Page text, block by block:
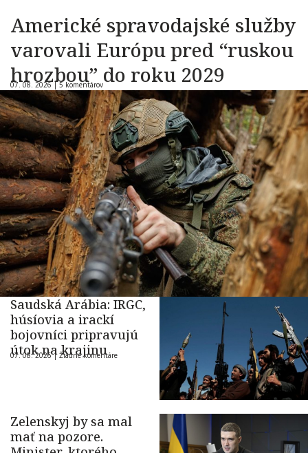
Americké spravodajské služby
varovali Európu pred “ruskou
hrozbou” do roku 2029
07. 08. 2026 |5 komentárov
Saudská Arábia: IRGC,
húsíovia a irackí
bojovníci pripravujú
útok na krajinu
07. 08. 2026 |Žiadne komentáre
Zelenskyj by sa mal
mať na pozore.